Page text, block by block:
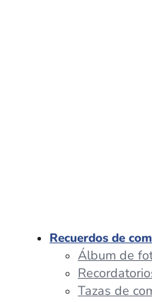
Recuerdos de
Álbum de
Tazas de